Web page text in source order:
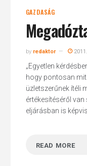
GAZDASÁG
by redaktor
„Egyetlen
hogy pontosan mit
üzletszerűnek ítéli
értékesítéséről
eljárásban is
READ MORE